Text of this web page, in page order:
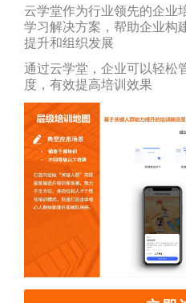
云学堂作为行业领先的企业
学习解决方案，帮助企业构
提升和组织发展
通过云学堂，企业可以轻松
度，有效提高培训效果